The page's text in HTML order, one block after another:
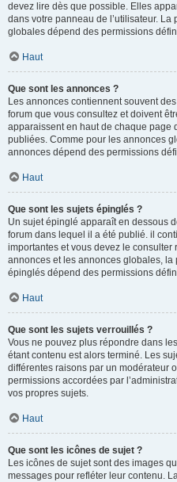
devez lire dès que possible. Elles
dans votre panneau de l’utilisateur.
globales dépend des permissions
Haut
Que sont les annonces ?
Les annonces contiennent souvent
forum que vous consultez et doivent
apparaissent en haut de chaque page
publiées. Comme pour les annonces
annonces dépend des permissions
Haut
Que sont les sujets épinglés ?
Un sujet épinglé apparaît en dessous
forum dans lequel il a été publié. il
importantes et vous devez le
annonces et les annonces globales,
épinglés dépend des permissions
Haut
Que sont les sujets verrouillés ?
Vous ne pouvez plus répondre dans
étant contenu est alors terminé. Les
différentes raisons par un modérateur
permissions accordées par
vos propres sujets.
Haut
Que sont les icônes de sujet ?
Les icônes de sujet sont des images
messages pour refléter leur contenu.